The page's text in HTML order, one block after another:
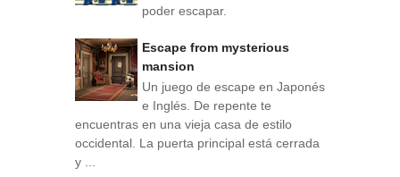
poder escapar.
Escape from mysterious
mansion
Un juego de escape en Japonés
e Inglés. De repente te
encuentras en una vieja casa de estilo
occidental. La puerta principal está cerrada
y ...